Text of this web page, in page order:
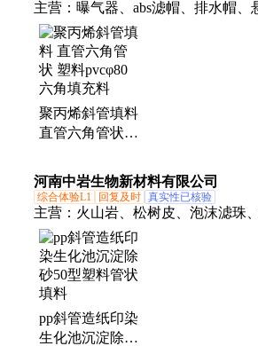
主营： 曝气器、abs滤帽、排水帽、
填料、组合填料、mbbr填料、斜管
调节支架、曝气管道、滤头滤帽、
气器、板式曝气器、管式曝气器、
滤头、曝气盘、曝气头
聚丙烯斜管填料
直管六角管状
填充料
河南中岩生物新材料有限公司
综合体验L1 回复及时 真实性已核验
主营： 火山岩、松树皮、泡沫滤珠
箱填料、生物填料、竹炭、陶粒、
沫颗粒、活性碳、石英砂、彗星滤
球、喷砂除锈
pp斜管造纸印染
生化池沉淀除砂